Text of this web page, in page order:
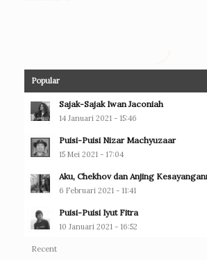
Popular
Sajak-Sajak Iwan Jaconiah
14 Januari 2021 - 15:46
Puisi-Puisi Nizar Machyuzaar
15 Mei 2021 - 17:04
Aku, Chekhov dan Anjing
6 Februari 2021 - 11:41
Puisi-Puisi Iyut Fitra
10 Januari 2021 - 16:52
Recent